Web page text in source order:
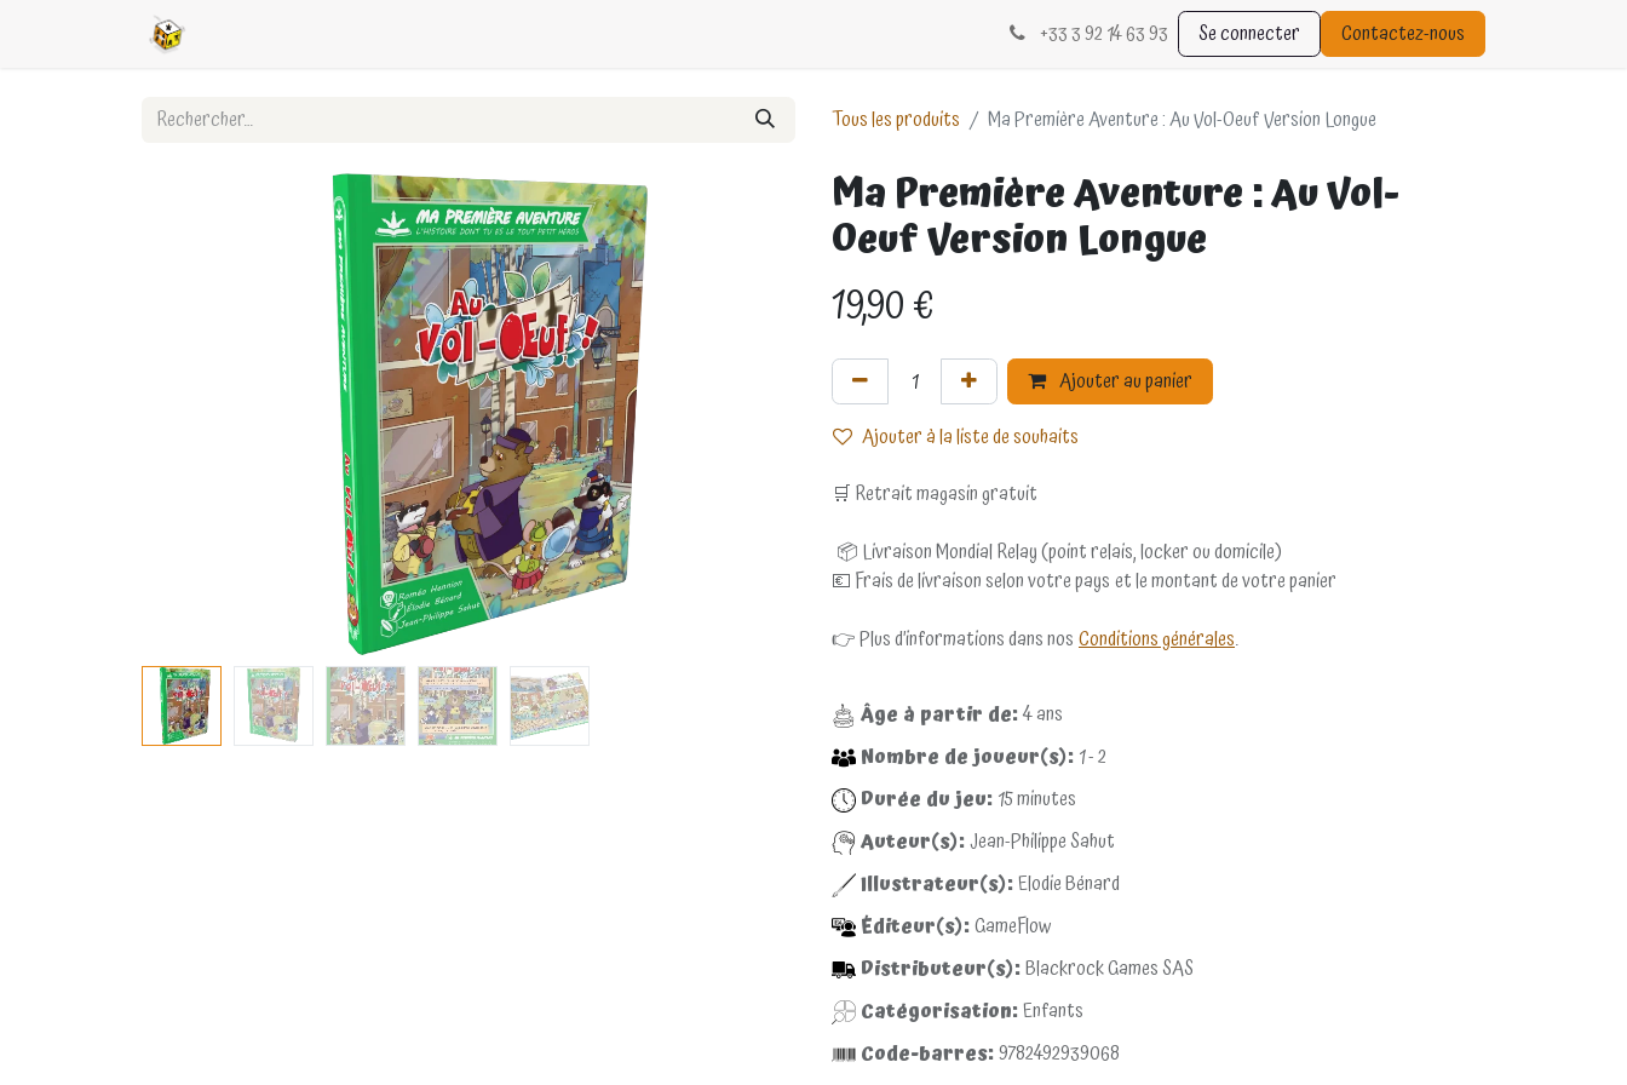
+33 3 92 14 63 93 Se connecter Contactez-nous
Tous les produits Ma Première Aventure : Au Vol-Oeuf Version Longue
Ma Première Aventure : Au Vol-
Oeuf Version Longue
19,90€
Ajouter au panier
Ajouter à la liste de souhaits
🛒 Retrait magasin gratuit
📦 Livraison Mondial Relay (point relais, locker ou domicile)
💶 Frais de livraison selon votre pays et le montant de votre panier
👉 Plus d’informations dans nosConditions générales.
Âge à partir de:4ans
Nombre de joueur(s):1 - 2
Durée du jeu:15minutes
Auteur(s):Jean-Philippe Sahut
Illustrateur(s):Elodie Bénard
Éditeur(s):GameFlow
Distributeur(s):Blackrock Games SAS
Catégorisation:Enfants
Code-barres:9782492939068